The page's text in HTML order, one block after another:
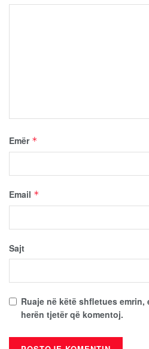
Emër *
Email *
Sajt
Ruaje në këtë shfletues
herën tjetër që komentoj.